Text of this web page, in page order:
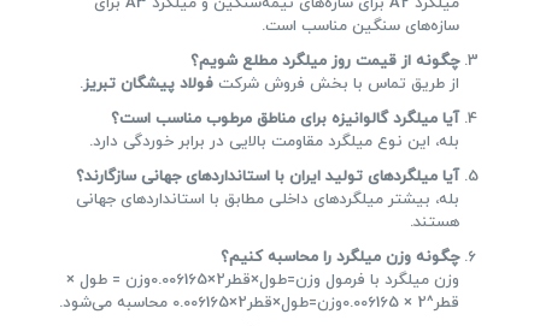
سازه‌های سنگین مناسب است.
چگونه از قیمت روز میلگرد مطلع شویم؟
از طریق تماس با بخش فروش شرکت فولاد پیشگان تبریز.
آیا میلگرد گالوانیزه برای مناطق مرطوب مناسب است؟
بله، این نوع میلگرد مقاومت بالایی در برابر خوردگی دارد.
آیا میلگردهای تولید ایران با استانداردهای جهانی سازگارند؟
بله، بیشتر میلگردهای داخلی مطابق با استانداردهای جهانی
هستند.
چگونه وزن میلگرد را محاسبه کنیم؟
وزن میلگرد با فرمول وزن=طول×قطر2×0.006165وزن = طول ×
قطر^2 × 0.006165وزن=طول×قطر2×0.006165 محاسبه می‌شود.